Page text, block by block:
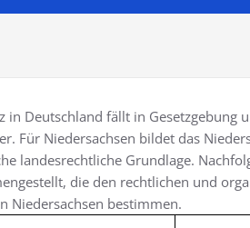
in Deutschland fällt in Gesetzgebung
Für Niedersachsen bildet das
landesrechtliche Grundlage.
die den rechtlichen und
Niedersachsen bestimmen.